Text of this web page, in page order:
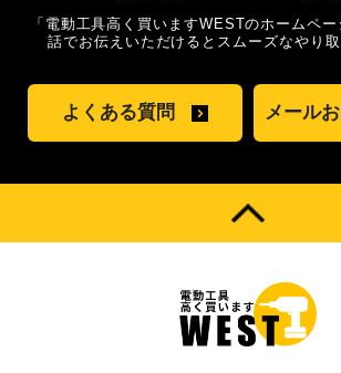
「電動工具高く買いますWESTのホームペー
話でお伝えいただけるとスムーズなやり
よくある質問 メール